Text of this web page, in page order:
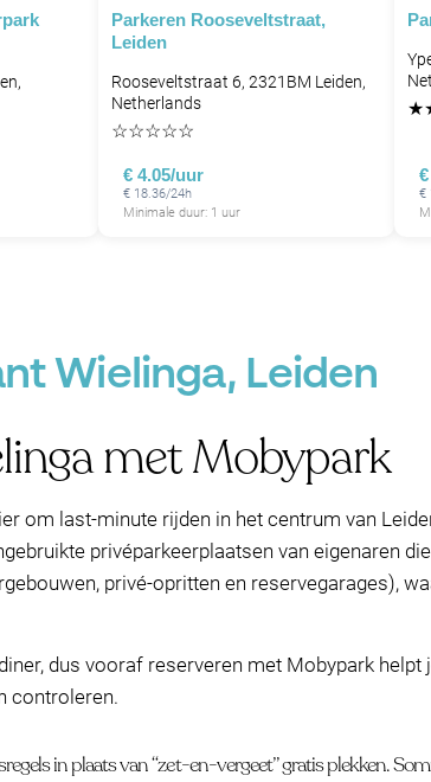
Parkeren Rooseveltstraat,
Leiden
Rooseveltstraat 6, 2321BM Leiden,
Netherlands
☆☆☆☆☆
€ 4.05/uur
€ 18.36/24h
Minimale duur: 1 uur
★
€
Wielinga, Leiden
met Mobypark
om last-minute rijden in het centrum van
privéparkeerplaatsen van eigenaren
privé-opritten en reservegarages),
dus vooraf reserveren met Mobypark helpt
controleren.
in plaats van “zet-en-vergeet” gratis plekken.